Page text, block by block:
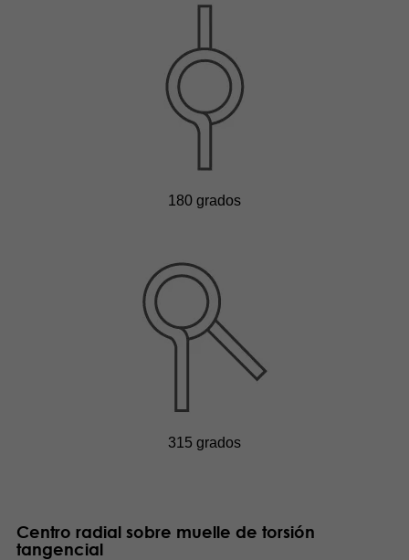
180 grados
315 grados
Centro radial sobre muelle de torsión
tangencial